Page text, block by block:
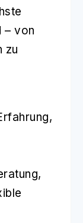
– von
zu
,